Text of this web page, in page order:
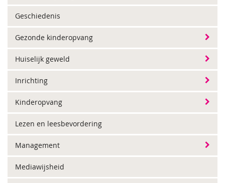
Geschiedenis
Gezonde kinderopvang
Huiselijk geweld
Inrichting
Kinderopvang
Lezen en leesbevordering
Management
Mediawijsheid